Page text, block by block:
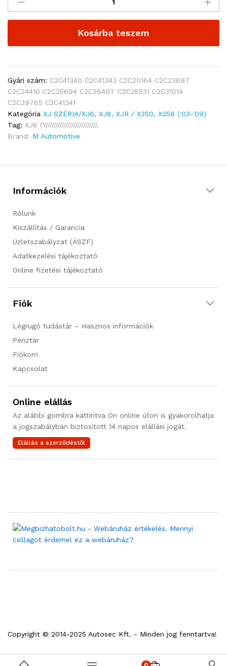
Kosárba teszem
Gyári szám: C2C41340 C2C41343 C2C20164 C2C23697
C2C24410 C2C25694 C2C28407 C2C28531 C2C31014
C2C39765 C2C41341
Kategória XJ SZÉRIA/XJ6, XJ8, XJR / X350, X358 ('03-'09)
Tag: XJ8 (\\\\\\\\\\\\\\\\\\\\\\\\\\\
Brand: M Automotive
Információk
Rólunk
Kiszállítás / Garancia
Üzletszabályzat (ÁSZF)
Adatkezelési tájékoztató
Online fizetési tájékoztató
Fiók
Légrugó tudástár – Hasznos információk
Pénztár
Fiókom
Kapcsolat
Online elállás
Az alábbi gombra kattintva Ön online úton is gyakorolhatja
a jogszabályban biztosított 14 napos elállási jogát.
Elállás a szerződéstől
Copyright © 2014-2025 Autosec Kft. - Minden jog fenntartva!